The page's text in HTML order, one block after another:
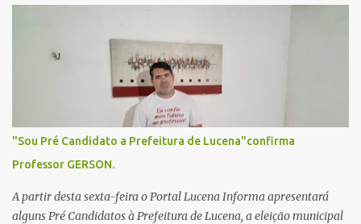
"Sou Pré Candidato a Prefeitura de Lucena"confirma
Professor GERSON.
A partir desta sexta-feira o Portal Lucena Informa apresentará
alguns Pré Candidatos à Prefeitura de Lucena, a eleição municipal